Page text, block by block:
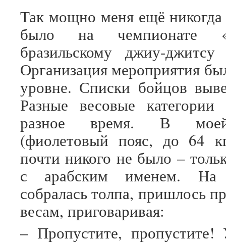
Так мощно меня ещё
было на чемпионате
бразильскому джиу-
Организация мероприятия
уровне. Списки бойцов
Разные весовые категории
разное время. В моей
(фиолетовый пояс, до 64
почти никого не было –
с арабским именем. На
собралась толпа, пришлось
весам, приговаривая:
– Пропустите,